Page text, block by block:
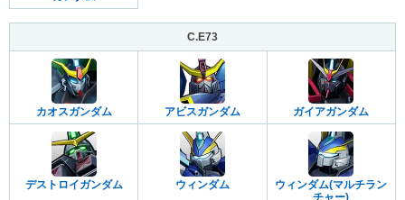
C.E73
カオスガンダム アビスガンダム ガイアガンダム
デストロイガンダム ウィンダム
ウィンダム(マルチラン